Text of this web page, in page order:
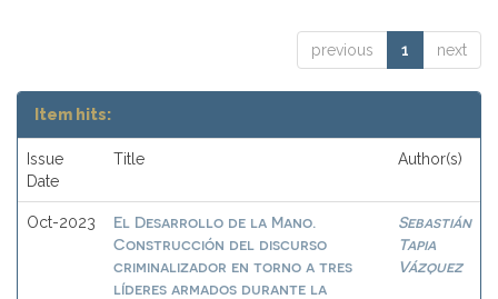
previous 1 next
Item hits:
Issue
Date
Title Author(s)
Oct-2023
El Desarrollo de la Mano.
Construcción del discurso
criminalizador en torno a tres
líderes armados durante la
Sebastián
Tapia
Vázquez